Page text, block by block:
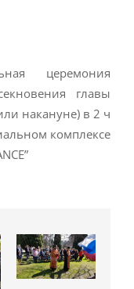
церемония
главы
накануне) в 2 ч
комплексе